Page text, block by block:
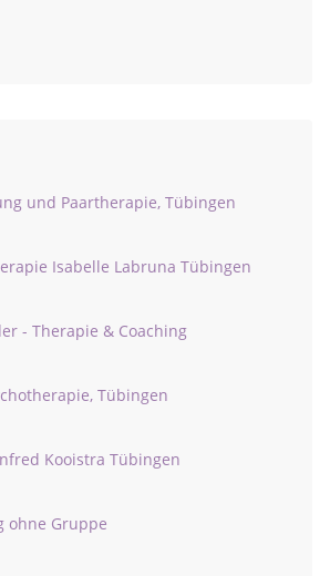
und Paartherapie, Tübingen
Isabelle Labruna Tübingen
- Therapie & Coaching
Tübingen
Kooistra Tübingen
ohne Gruppe